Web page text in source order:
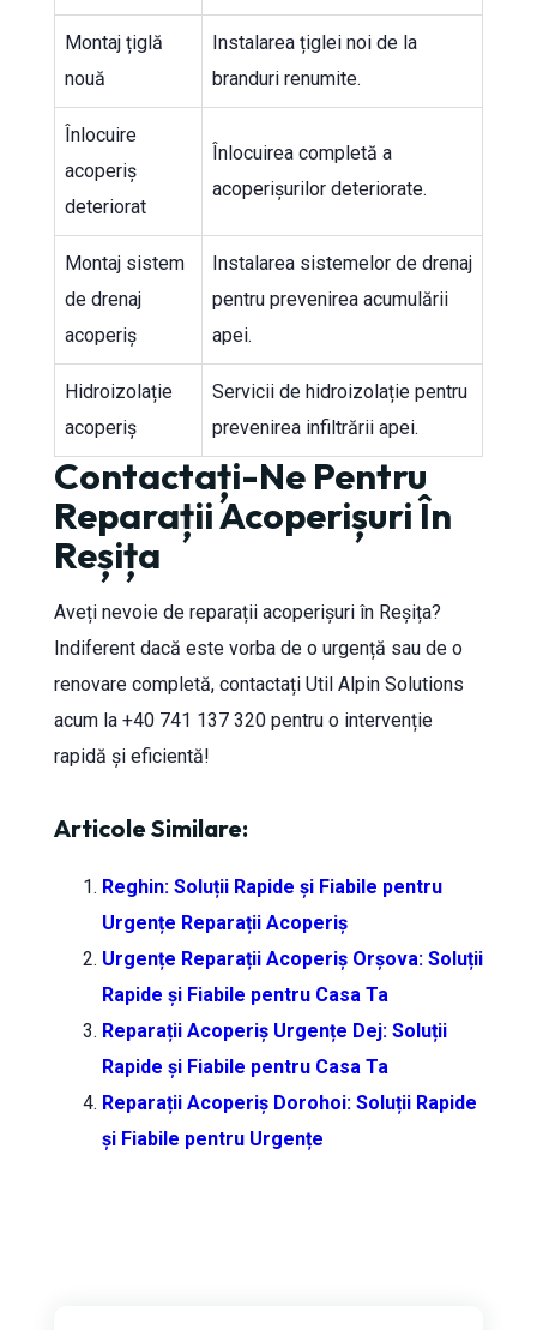
Montaj țiglă
nouă
Instalarea țiglei noi de la
branduri renumite.
Înlocuire
acoperiș
deteriorat
Înlocuirea completă a
acoperișurilor deteriorate.
Montaj sistem
de drenaj
acoperiș
Instalarea sistemelor de drenaj
pentru prevenirea acumulării
apei.
Hidroizolație
acoperiș
Servicii de hidroizolație pentru
prevenirea infiltrării apei.
Contactați-Ne Pentru
Reparații Acoperișuri În
Reșița
Aveți nevoie de reparații acoperișuri în Reșița?
Indiferent dacă este vorba de o urgență sau de o
renovare completă, contactați Util Alpin Solutions
acum la +40 741 137 320 pentru o intervenție
rapidă și eficientă!
Articole Similare:
Reghin: Soluții Rapide și Fiabile pentru
Urgențe Reparații Acoperiș
Urgențe Reparații Acoperiș Orșova: Soluții
Rapide și Fiabile pentru Casa Ta
Reparații Acoperiș Urgențe Dej: Soluții
Rapide și Fiabile pentru Casa Ta
Reparații Acoperiș Dorohoi: Soluții Rapide
și Fiabile pentru Urgențe